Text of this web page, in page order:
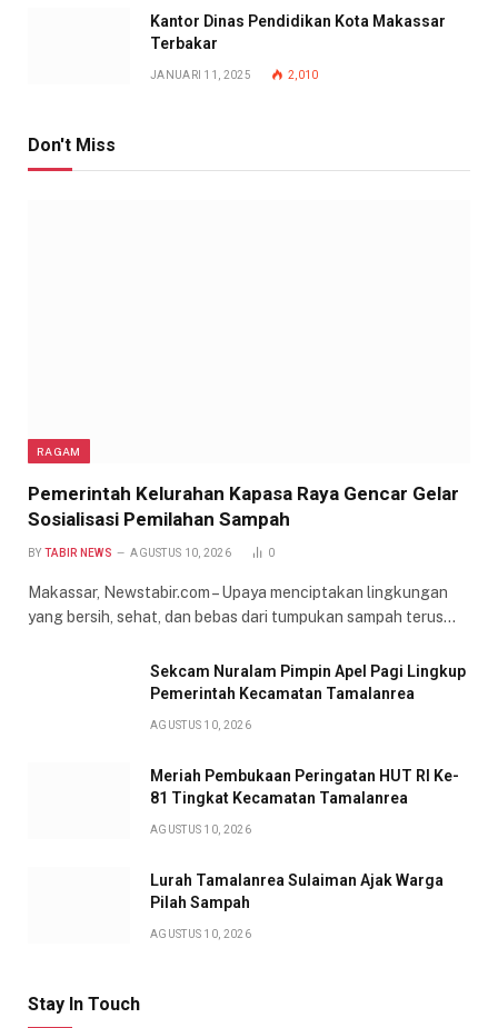
Kantor Dinas Pendidikan Kota Makassar
Terbakar
JANUARI 11, 2025 2,010
Don't Miss
RAGAM
Pemerintah Kelurahan Kapasa Raya Gencar Gelar
Sosialisasi Pemilahan Sampah
BY TABIR NEWS AGUSTUS 10, 2026 0
Makassar, Newstabir.com – Upaya menciptakan lingkungan
yang bersih, sehat, dan bebas dari tumpukan sampah terus…
Sekcam Nuralam Pimpin Apel Pagi Lingkup
Pemerintah Kecamatan Tamalanrea
AGUSTUS 10, 2026
Meriah Pembukaan Peringatan HUT RI Ke-
81 Tingkat Kecamatan Tamalanrea
AGUSTUS 10, 2026
Lurah Tamalanrea Sulaiman Ajak Warga
Pilah Sampah
AGUSTUS 10, 2026
Stay In Touch